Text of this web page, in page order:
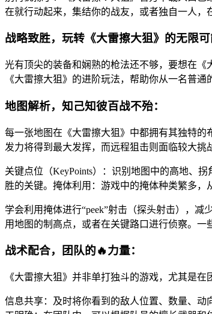
在就行动起来，集结你的战友，或者独自一人，
战略致胜，玩转《大雷擦大狙》的无限
光有顶尖的装备和娴熟的枪法还不够，要想在
《大雷擦大狙》的进阶玩法，帮助你从一名普
地图解析，知己知彼百战不殆：
每一张地图在《大雷擦大狙》中都拥有其独特
发力将得到最大发挥，而远程狙击则面临较大挑
关键点位（KeyPoints）：识别地图中的高地、
胜的关键。掩体利用：游戏中的掩体种类繁多，
学会利用掩体进行“peek”射击（探头射击），
用地图的制高点，或者在关键路口进行侦察。一
战术配合，团队的🔥力量：
《大雷擦大狙》并非单打独斗的游戏，尤其是在
信息共享：及时将你看到的敌人位置、数量、